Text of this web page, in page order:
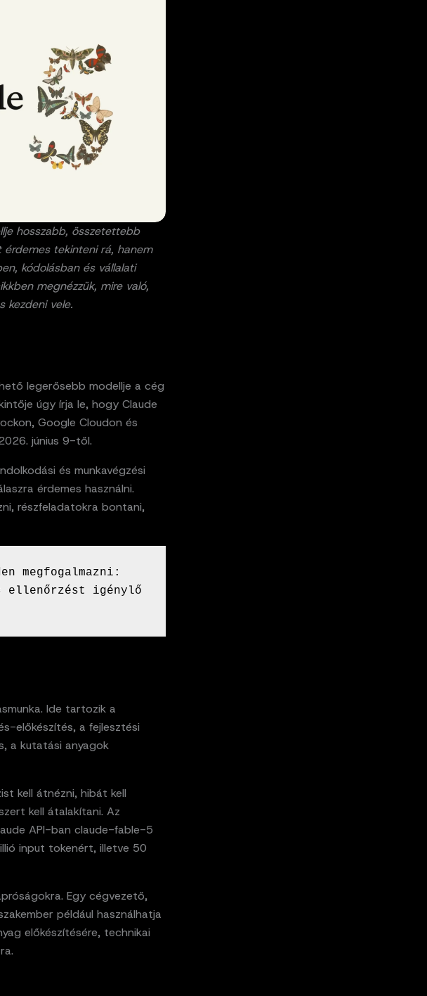
hosszabb, összetettebb
érdemes tekinteni rá, hanem
kódolásban és vállalati
megnézzük, mire való,
kezdeni vele.
legerősebb modellje a cég
úgy írja le, hogy Claude
Google Cloudon és
június 9-től.
és munkavégzési
érdemes használni.
részfeladatokra bontani,
megfogalmazni:
ellenőrzést igénylő
Ide tartozik a
előkészítés, a fejlesztési
a kutatási anyagok
kell átnézni, hibát kell
kell átalakítani. Az
API-ban claude-fable-5
input tokenért, illetve 50
Egy cégvezető,
például használhatja
előkészítésére, technikai